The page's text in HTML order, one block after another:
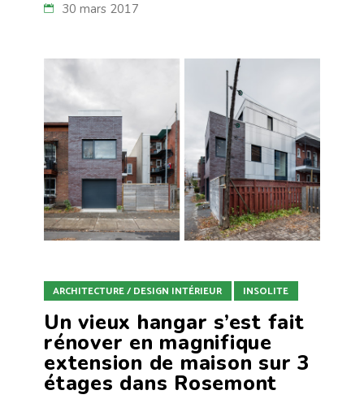
30 mars 2017
ARCHITECTURE / DESIGN INTÉRIEUR INSOLITE
Un vieux hangar s’est fait
rénover en magnifique
extension de maison sur 3
étages dans Rosemont